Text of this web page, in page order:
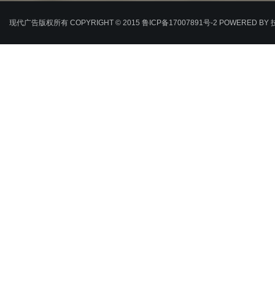
现代广告版权所有 COPYRIGHT © 2015 鲁ICP备17007891号-2 POWERED BY